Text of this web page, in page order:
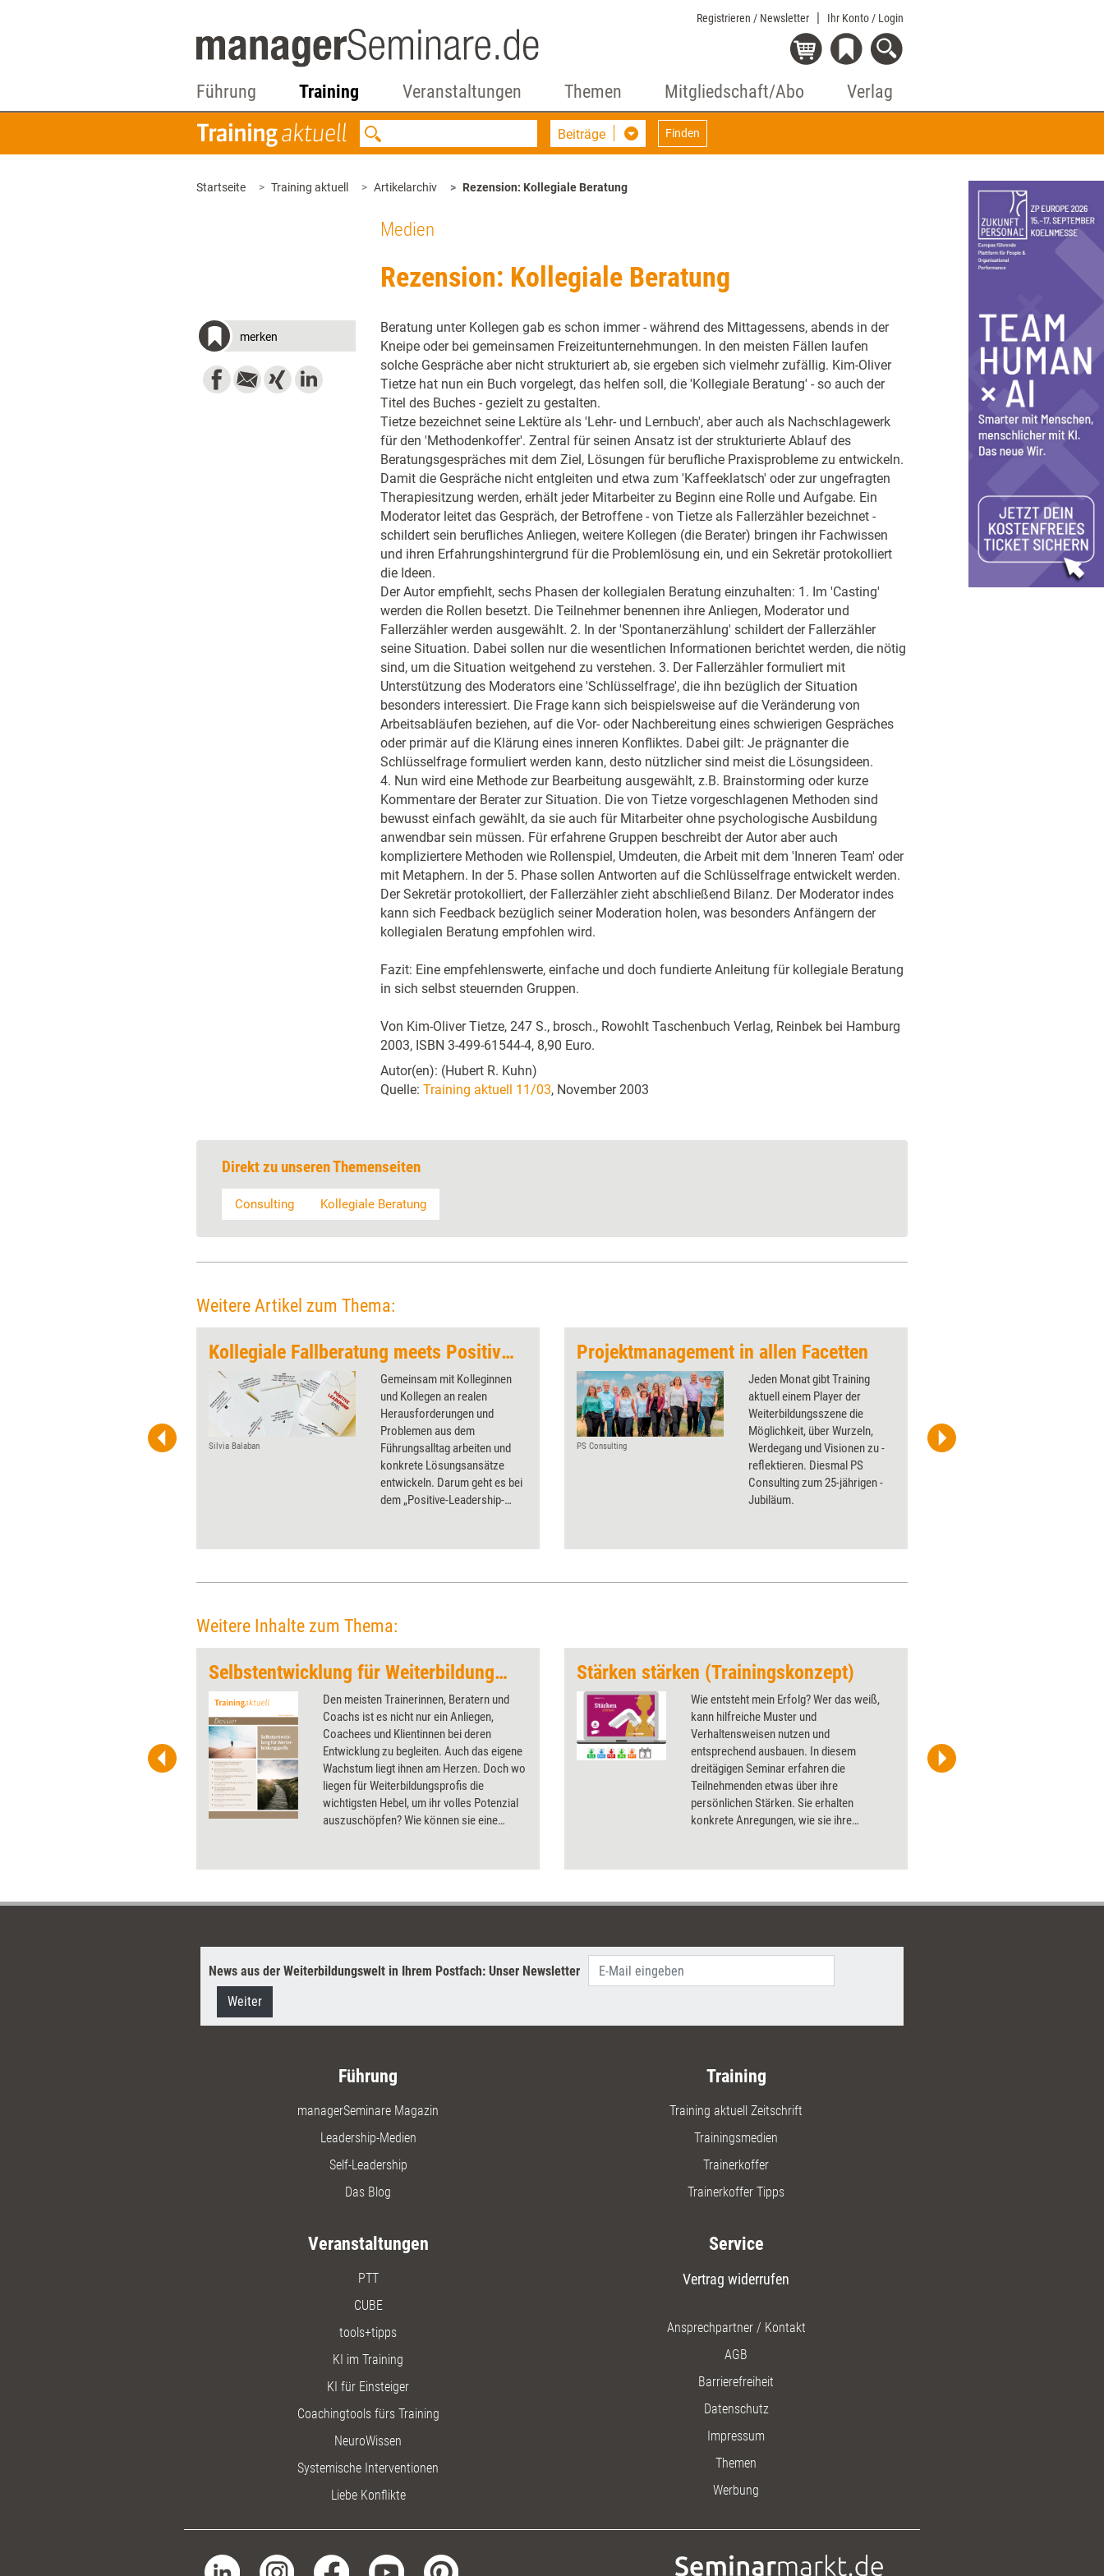
Registrieren / Newsletter Ihr Konto / Login
Führung Training Veranstaltungen Themen Mitgliedschaft/Abo Verlag
Beiträge Finden
Startseite Training aktuell Artikelarchiv Rezension: Kollegiale Beratung
Medien
Rezension: Kollegiale Beratung
merken
Beratung unter Kollegen gab es schon immer - während des Mittagessens, abends in der
Kneipe oder bei gemeinsamen Freizeitunternehmungen. In den meisten Fällen laufen
solche Gespräche aber nicht strukturiert ab, sie ergeben sich vielmehr zufällig. Kim-Oliver
Tietze hat nun ein Buch vorgelegt, das helfen soll, die 'Kollegiale Beratung' - so auch der
Titel des Buches - gezielt zu gestalten.
Tietze bezeichnet seine Lektüre als 'Lehr- und Lernbuch', aber auch als Nachschlagewerk
für den 'Methodenkoffer'. Zentral für seinen Ansatz ist der strukturierte Ablauf des
Beratungsgespräches mit dem Ziel, Lösungen für berufliche Praxisprobleme zu entwickeln.
Damit die Gespräche nicht entgleiten und etwa zum 'Kaffeeklatsch' oder zur ungefragten
Therapiesitzung werden, erhält jeder Mitarbeiter zu Beginn eine Rolle und Aufgabe. Ein
Moderator leitet das Gespräch, der Betroffene - von Tietze als Fallerzähler bezeichnet -
schildert sein berufliches Anliegen, weitere Kollegen (die Berater) bringen ihr Fachwissen
und ihren Erfahrungshintergrund für die Problemlösung ein, und ein Sekretär protokolliert
die Ideen.
Der Autor empfiehlt, sechs Phasen der kollegialen Beratung einzuhalten: 1. Im 'Casting'
werden die Rollen besetzt. Die Teilnehmer benennen ihre Anliegen, Moderator und
Fallerzähler werden ausgewählt. 2. In der 'Spontanerzählung' schildert der Fallerzähler
seine Situation. Dabei sollen nur die wesentlichen Informationen berichtet werden, die nötig
sind, um die Situation weitgehend zu verstehen. 3. Der Fallerzähler formuliert mit
Unterstützung des Moderators eine 'Schlüsselfrage', die ihn bezüglich der Situation
besonders interessiert. Die Frage kann sich beispielsweise auf die Veränderung von
Arbeitsabläufen beziehen, auf die Vor- oder Nachbereitung eines schwierigen Gespräches
oder primär auf die Klärung eines inneren Konfliktes. Dabei gilt: Je prägnanter die
Schlüsselfrage formuliert werden kann, desto nützlicher sind meist die Lösungsideen.
4. Nun wird eine Methode zur Bearbeitung ausgewählt, z.B. Brainstorming oder kurze
Kommentare der Berater zur Situation. Die von Tietze vorgeschlagenen Methoden sind
bewusst einfach gewählt, da sie auch für Mitarbeiter ohne psychologische Ausbildung
anwendbar sein müssen. Für erfahrene Gruppen beschreibt der Autor aber auch
kompliziertere Methoden wie Rollenspiel, Umdeuten, die Arbeit mit dem 'Inneren Team' oder
mit Metaphern. In der 5. Phase sollen Antworten auf die Schlüsselfrage entwickelt werden.
Der Sekretär protokolliert, der Fallerzähler zieht abschließend Bilanz. Der Moderator indes
kann sich Feedback bezüglich seiner Moderation holen, was besonders Anfängern der
kollegialen Beratung empfohlen wird.
Fazit: Eine empfehlenswerte, einfache und doch fundierte Anleitung für kollegiale Beratung
in sich selbst steuernden Gruppen.
Von Kim-Oliver Tietze, 247 S., brosch., Rowohlt Taschenbuch Verlag, Reinbek bei Hamburg
2003, ISBN 3-499-61544-4, 8,90 Euro.
Autor(en): (Hubert R. Kuhn)
Quelle: Training aktuell 11/03, November 2003
Direkt zu unseren Themenseiten
Consulting Kollegiale Beratung
Weitere Artikel zum Thema:
Kollegiale Fallberatung meets Positive Psychologie
Silvia Balaban
Gemeinsam mit Kolleginnen
und Kollegen an realen
Herausforderungen und
Problemen aus dem
Führungsalltag arbeiten und
konkrete Lösungsansätze
entwickeln. Darum geht es bei
dem „Positive-Leadership-
Fallberatung, verbunden mit
Konzepten der Positiven
Silvia Balaban hat es mit fünf
Projektmanagement in allen Facetten
PS Consulting
Jeden Monat gibt Training
aktuell einem Player der
Weiterbildungsszene die
Möglichkeit, über Wurzeln,
Werdegang und Visionen zu ­
reflektieren. Diesmal PS
Consulting zum 25-jährigen ­
Jubiläum.
Tessa Bozek
Weitere Inhalte zum Thema:
Selbstentwicklung für Weiterbildungsprofis
Den meisten Trainerinnen, Beratern und
Coachs ist es nicht nur ein Anliegen,
Coachees und Klientinnen bei deren
Entwicklung zu begleiten. Auch das eigene
Wachstum liegt ihnen am Herzen. Doch wo
liegen für Weiterbildungsprofis die
wichtigsten Hebel, um ihr volles Potenzial
auszuschöpfen? Wie können sie eine
Dossier.
Stärken stärken (Trainingskonzept)
Wie entsteht mein Erfolg? Wer das weiß,
kann hilfreiche Muster und
Verhaltensweisen nutzen und
entsprechend ausbauen. In diesem
dreitägigen Seminar erfahren die
Teilnehmenden etwas über ihre
persönlichen Stärken. Sie erhalten
konkrete Anregungen, wie sie ihre
News aus der Weiterbildungswelt in Ihrem Postfach: Unser Newsletter
Weiter
Führung
managerSeminare Magazin
Leadership-Medien
Self-Leadership
Das Blog
Training
Training aktuell Zeitschrift
Trainingsmedien
Trainerkoffer
Trainerkoffer Tipps
Veranstaltungen
PTT
CUBE
tools+tipps
KI im Training
KI für Einsteiger
Coachingtools fürs Training
NeuroWissen
Systemische Interventionen
Liebe Konflikte
Service
Vertrag widerrufen
Ansprechpartner / Kontakt
AGB
Barrierefreiheit
Datenschutz
Impressum
Themen
Werbung